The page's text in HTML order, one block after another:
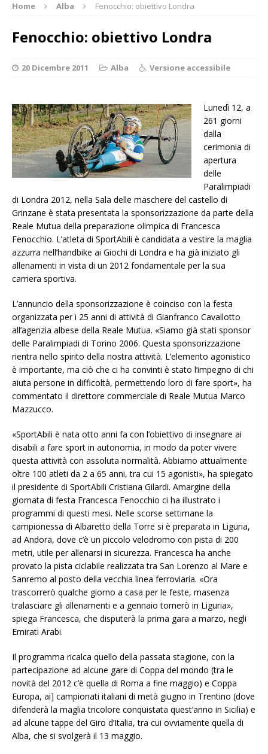
Home Alba Fenocchio: obiettivo Londra
Fenocchio: obiettivo Londra
20 Dicembre 2011 Alba Versione accessibile
Lunedì 12, a
261 giorni
dalla
cerimonia di
apertura
delle
Paralimpiadi
di Londra 2012, nella Sala delle maschere del castello di
Grinzane è stata presentata la sponsorizzazione da parte della
Reale Mutua della preparazione olimpica di Francesca
Fenocchio. L’atleta di SportAbili è candidata a vestire la maglia
azzurra nell’handbike ai Giochi di Londra e ha già iniziato gli
allenamenti in vista di un 2012 fondamentale per la sua
carriera sportiva.
L’annuncio della sponsorizzazione è coinciso con la festa
organizzata per i 25 anni di attività di Gianfranco Cavallotto
all’agenzia albese della Reale Mutua. «Siamo già stati sponsor
delle Paralimpiadi di Torino 2006. Questa sponsorizzazione
rientra nello spirito della nostra attività. L’elemento agonistico
è importante, ma ciò che ci ha convinti è stato l’impegno di chi
aiuta persone in difficoltà, permettendo loro di fare sport», ha
commentato il direttore commerciale di Reale Mutua Marco
Mazzucco.
«SportAbili è nata otto anni fa con l’obiettivo di insegnare ai
disabili a fare sport in autonomia, in modo da poter vivere
questa attività con assoluta normalità. Abbiamo attualmente
oltre 100 atleti da 2 a 65 anni, tra cui 15 agonisti», ha spiegato
il presidente di SportAbili Cristiana Gilardi. Amargine della
giornata di festa Francesca Fenocchio ci ha illustrato i
programmi di questi mesi. Nelle scorse settimane la
campionessa di Albaretto della Torre si è preparata in Liguria,
ad Andora, dove c’è un piccolo velodromo con pista di 200
metri, utile per allenarsi in sicurezza. Francesca ha anche
provato la pista ciclabile realizzata tra San Lorenzo al Mare e
Sanremo al posto della vecchia linea ferroviaria. «Ora
trascorrerò qualche giorno a casa per le feste, masenza
tralasciare gli allenamenti e a gennaio tornerò in Liguria»,
spiega Francesca, che disputerà la prima gara a marzo, negli
Emirati Arabi.
Il programma ricalca quello della passata stagione, con la
partecipazione ad alcune gare di Coppa del mondo (tra le
novità del 2012 c’è quella di Roma a fine maggio) e Coppa
Europa, ai] campionati italiani di metà giugno in Trentino (dove
difenderà la maglia tricolore conquistata quest’anno in Sicilia) e
ad alcune tappe del Giro d’Italia, tra cui ovviamente quella di
Alba, che si svolgerà il 13 maggio.